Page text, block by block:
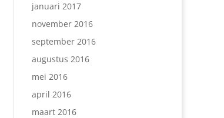
januari 2017
november 2016
september 2016
augustus 2016
mei 2016
april 2016
maart 2016